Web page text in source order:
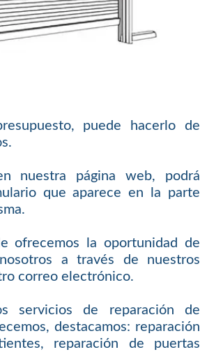
puede hacerlo de
nuestra página web, podrá
que aparece en la parte
ofrecemos la oportunidad de
a través de nuestros
correo electrónico.
servicios de reparación de
destacamos: reparación
reparación de puertas